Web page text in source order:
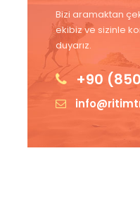
Bizi aramaktan
ekibiz ve sizinle
duyarız.
+90